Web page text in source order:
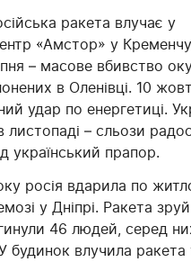
ракета влучає у
«Амстор» у
– масове вбивство
в Оленівці. 10
удар по енергетиці.
– сльози
український прапор.
росія вдарила по
у Дніпрі. Ракета
46 людей, серед
будинок влучила